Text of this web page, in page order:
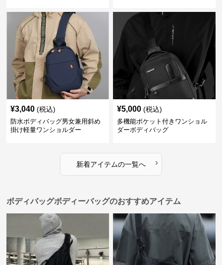
¥3,040 (税込)
防水ボディバッグ男女兼用斜め
掛け軽量ワンショルダー
¥5,000 (税込)
多機能ポケット付きワンショル
ダーボディバッグ
新着アイテムの一覧へ ›
ボディバッグボディーバッグのおすすめアイテム